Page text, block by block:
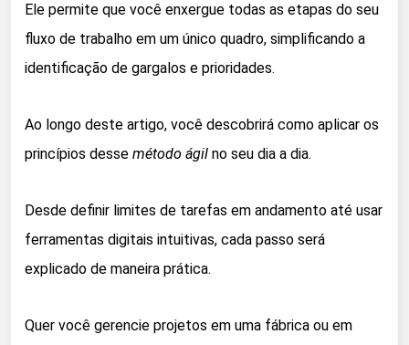
Ele permite que você enxergue todas as etapas do seu
fluxo de trabalho em um único quadro, simplificando a
identificação de gargalos e prioridades.
Ao longo deste artigo, você descobrirá como aplicar os
princípios desse método ágil no seu dia a dia.
Desde definir limites de tarefas em andamento até usar
ferramentas digitais intuitivas, cada passo será
explicado de maneira prática.
Quer você gerencie projetos em uma fábrica ou em